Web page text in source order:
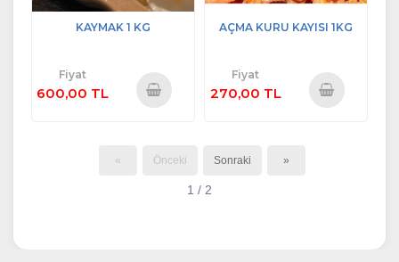
KAYMAK 1 KG
Fiyat
600,00 TL
AÇMA KURU KAYISI 1KG
Fiyat
270,00 TL
« Önceki Sonraki »
1 / 2